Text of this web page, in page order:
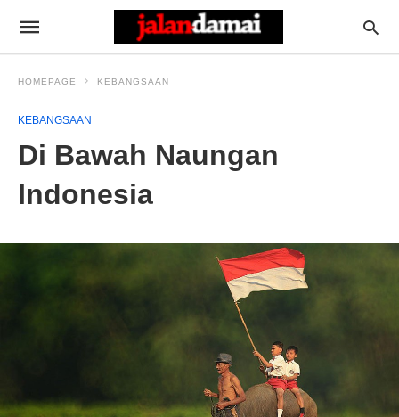
HOMEPAGE KEBANGSAAN
KEBANGSAAN
Di Bawah Naungan
Indonesia